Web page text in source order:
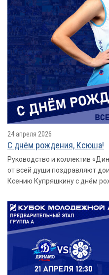
24 апреля 2026
С днём рождения, Ксюша!
Руководство и коллектив
от всей души поздравляют
Ксению Купряшкину с днём